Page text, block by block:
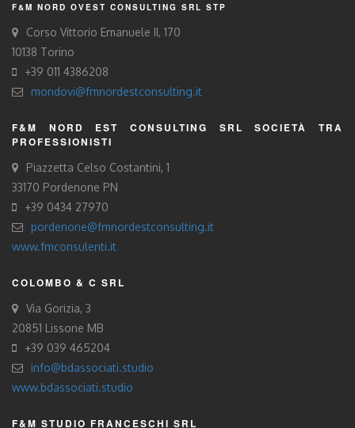
F&M NORD OVEST CONSULTING SRL STP
Corso Vittorio Emanuele II, 170
10138 Torino
+39 011 4386208
mondovi@fmnordestconsulting.it
F&M NORD EST CONSULTING SRL SOCIETÀ TRA
PROFESSIONISTI
Piazzetta Celso Costantini, 1
33170 Pordenone PN
+39 0434 27970
pordenone@fmnordestconsulting.it
www.fmconsulenti.it
COLOMBO & C SRL
Via Gorizia, 3
20851 Lissone MB
+39 039 465204
info@bdassociati.studio
www.bdassociati.studio
F&M STUDIO FRANCESCHI SRL